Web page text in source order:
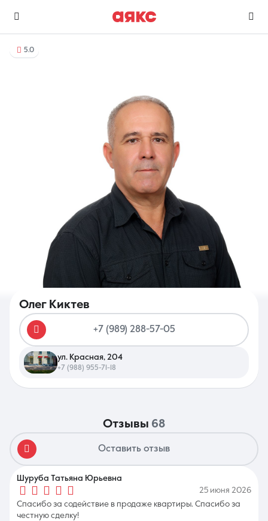
Сравнение
0 объявлений
Услуги
О компании Контакты
8 (861) 297-00-00
Ежедневно с 08:30 до 20:00
5.0
Олег Киктев
+7 (989) 288-57-05
ул. Красная, 204
+7 (988) 955-71-18
отзывы 68
Оставить отзыв
Шуруба Татьяна Юрьевна
25 июня 2026
Спасибо за содействие в продаже квартиры. Спасибо за
честную сделку!